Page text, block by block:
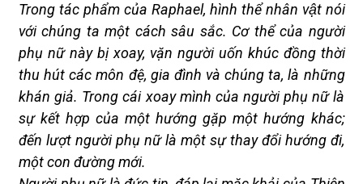
Trong tác phẩm của Raphael, hình thể nhân vật nói
với chúng ta một cách sâu sắc. Cơ thể của người
phụ nữ này bị xoay, vặn người uốn khúc đồng thời
thu hút các môn đệ, gia đình và chúng ta, là những
khán giả. Trong cái xoay mình của người phụ nữ là
sự kết hợp của một hướng gặp một hướng khác;
đến lượt người phụ nữ là một sự thay đổi hướng đi,
một con đường mới.